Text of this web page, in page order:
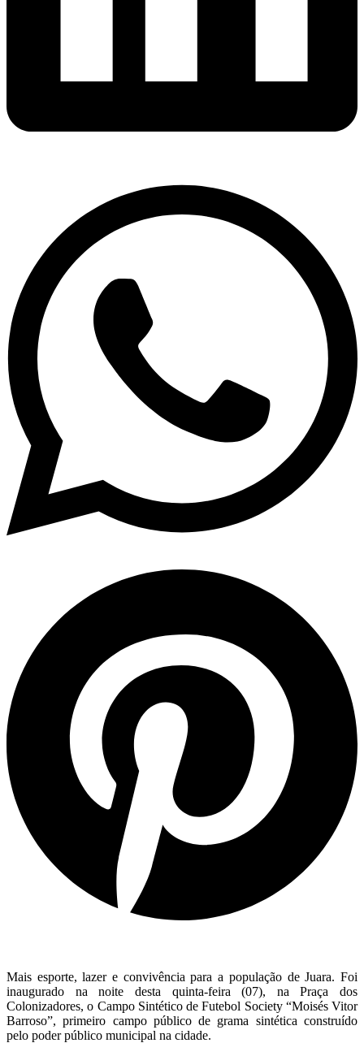
Mais esporte, lazer e convivência para a população de Juara. Foi
inaugurado na noite desta quinta-feira (07), na Praça dos
Colonizadores, o Campo Sintético de Futebol Society “Moisés Vitor
Barroso”, primeiro campo público de grama sintética construído
pelo poder público municipal na cidade.